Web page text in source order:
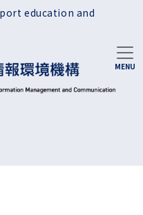
education and